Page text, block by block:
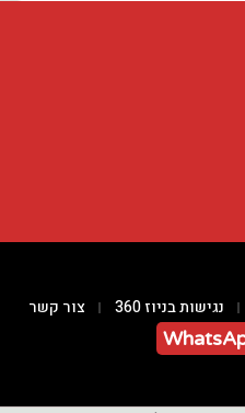
נגישות בניוז 360 צור קשר